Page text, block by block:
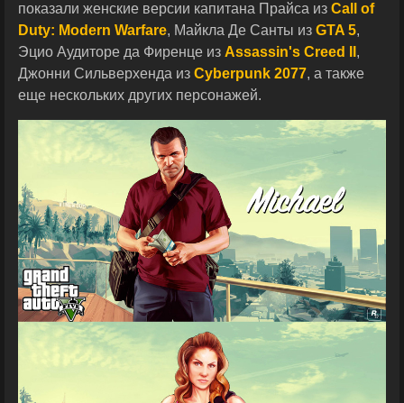
показали женские версии капитана Прайса из Call of
Duty: Modern Warfare, Майкла Де Санты из GTA 5,
Эцио Аудиторе да Фиренце из Assassin's Creed II ,
Джонни Сильверхенда из Cyberpunk 2077, а также
еще нескольких других персонажей.